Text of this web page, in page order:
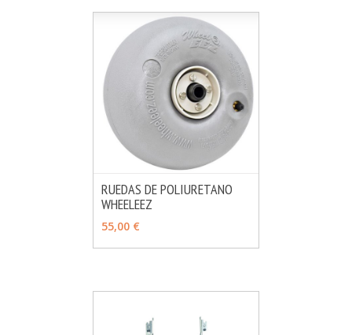
VER OPCIONES
RUEDAS DE POLIURETANO
WHEELEEZ
55,00 €